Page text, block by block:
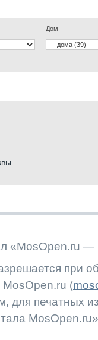
Дом
«MosOpen.ru —
при
MosOpen.ru (
для печатных